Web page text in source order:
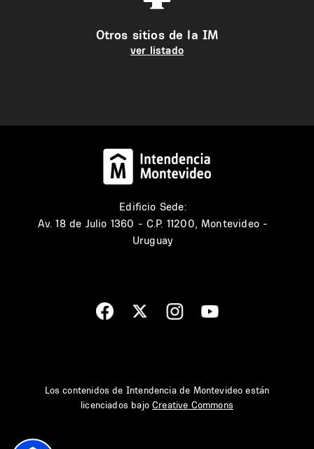
Otros sitios de la IM
ver listado
Edificio Sede:
Av. 18 de Julio 1360 - C.P. 11200, Montevideo -
Uruguay
Los contenidos de Intendencia de Montevideo están
licenciados bajoCreative Commons